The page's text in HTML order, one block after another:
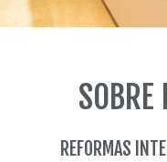
REFORMAS